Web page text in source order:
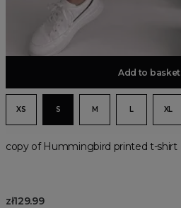
Add to basket
XS S M L XL
copy of Hummingbird printed t-shirt
zł129.99